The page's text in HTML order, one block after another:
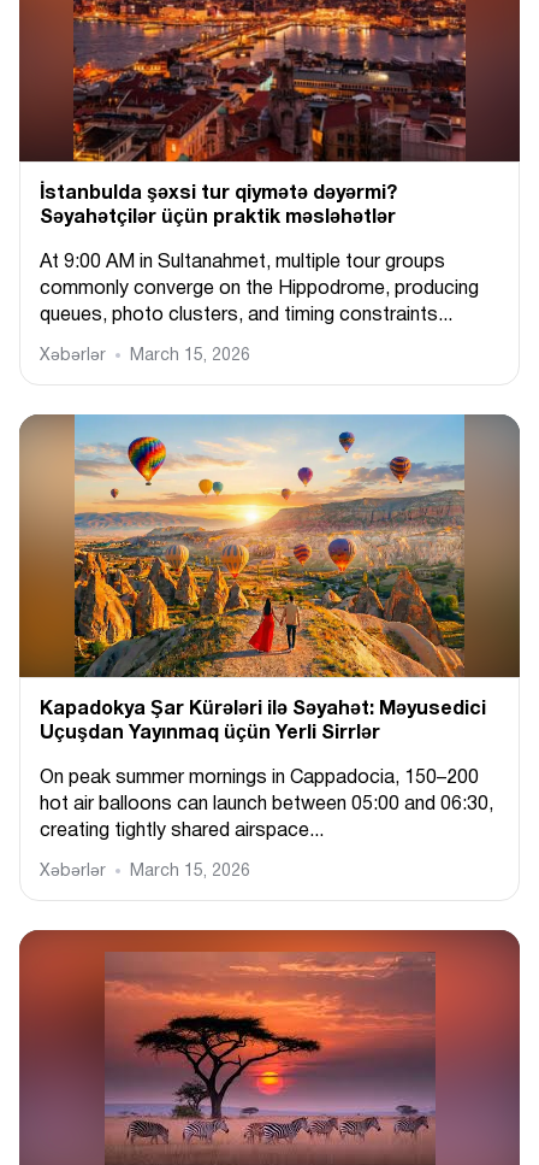
İstanbulda şəxsi tur qiymətə dəyərmi?
Səyahətçilər üçün praktik məsləhətlər
At 9:00 AM in Sultanahmet, multiple tour groups
commonly converge on the Hippodrome, producing
queues, photo clusters, and timing constraints...
Xəbərlər March 15, 2026
Kapadokya Şar Kürələri ilə Səyahət: Məyusedici
Uçuşdan Yayınmaq üçün Yerli Sirrlər
On peak summer mornings in Cappadocia, 150–200
hot air balloons can launch between 05:00 and 06:30,
creating tightly shared airspace...
Xəbərlər March 15, 2026